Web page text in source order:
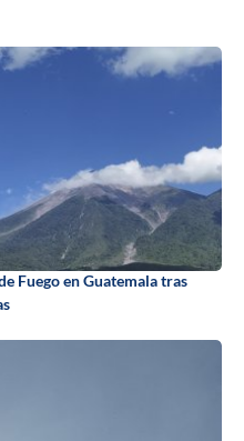
Fuego en Guatemala tras